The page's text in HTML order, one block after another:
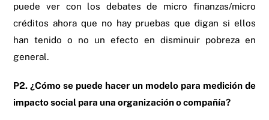
puede ver con los debates de micro finanzas/micro
créditos ahora que no hay pruebas que digan si ellos
han tenido o no un efecto en disminuir pobreza en
general.
P2. ¿Cómo se puede hacer un modelo para medición de
impacto social para una organización o compañía?